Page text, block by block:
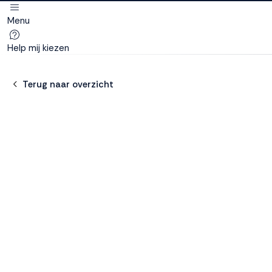
Menu
Help mij kiezengebruikt
Terug naar overzicht